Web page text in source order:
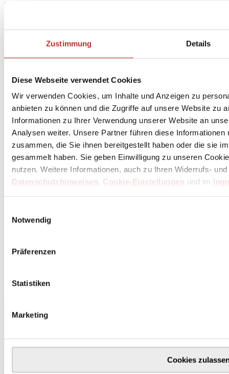
Zustimmung Details
Diese Webseite verwendet Cookies
Wir verwenden Cookies, um Inhalte und Anzeigen zu
anbieten zu können und die Zugriffe auf unsere Website zu
Informationen zu Ihrer Verwendung unserer Website an
Analysen weiter. Unsere Partner führen diese
zusammen, die Sie ihnen bereitgestellt haben oder die sie
gesammelt haben. Sie geben Einwilligung zu unseren
nutzen. Weitere Informationen, auch zu Ihren Widerrufs-
Datenschutzhinweisen, Cookie-Einstellungen und im
Notwendig
Präferenzen
Statistiken
Marketing
Cookies
* Dein persönlicher Gutschein ist ab einem Bestellwert von 100,- Euro, nach Abzug der
Unser Dankeschön für deinen Einkauf ab 100 €